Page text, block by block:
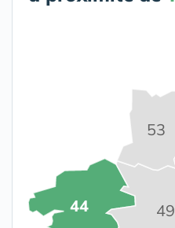
44 49
53